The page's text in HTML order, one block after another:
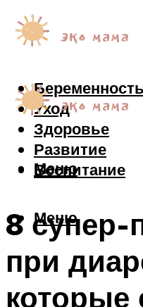
Беременность
Уход
Здоровье
Развитие
Воспитание
Меню
Меню
8 супер-
при
которые